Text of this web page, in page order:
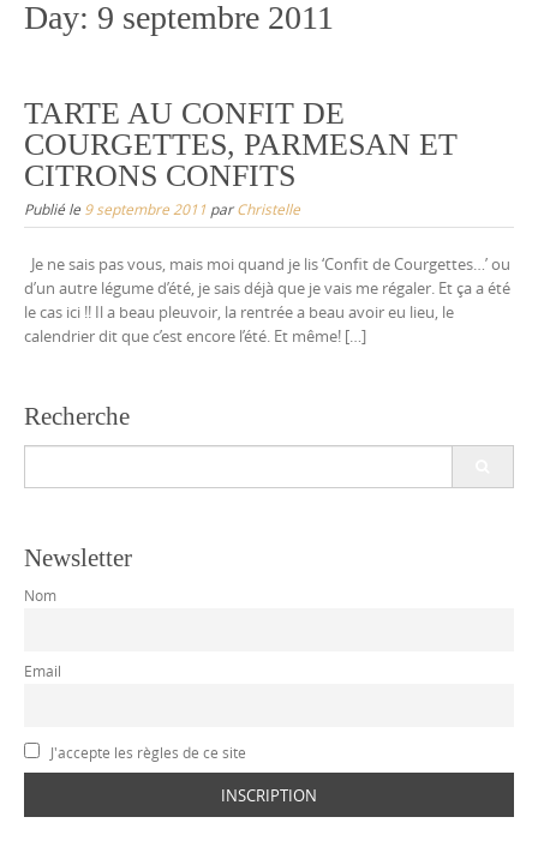
Day: 9 septembre 2011
TARTE AU CONFIT DE
COURGETTES, PARMESAN ET
CITRONS CONFITS
Publié le 9 septembre 2011 parChristelle
Je ne sais pas vous, mais moi quand je lis ‘Confit de Courgettes…’ ou
d’un autre légume d’été, je sais déjà que je vais me régaler. Et ça a été
le cas ici !! Il a beau pleuvoir, la rentrée a beau avoir eu lieu, le
calendrier dit que c’est encore l’été. Et même! […]
Recherche
Newsletter
Nom
Email
J'accepte les règles de ce site